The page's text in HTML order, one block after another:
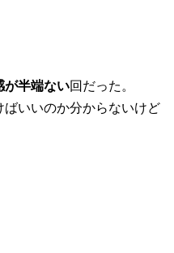
が半端ない回だった。
いいのか分からないけど